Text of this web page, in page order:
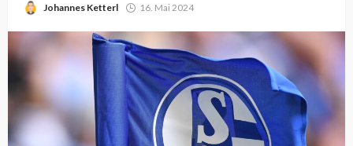
Johannes Ketterl 16. Mai 2024